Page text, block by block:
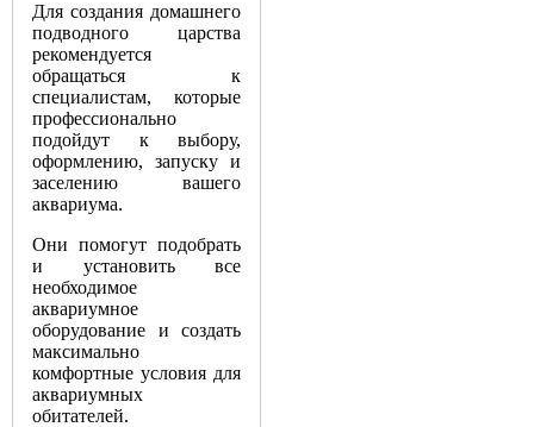
Для создания домашнего
подводного царства
рекомендуется
обращаться к
специалистам, которые
профессионально
подойдут к выбору,
оформлению, запуску и
заселению вашего
аквариума.
Они помогут подобрать
и установить все
необходимое
аквариумное
оборудование и создать
максимально
комфортные условия для
аквариумных
обитателей.